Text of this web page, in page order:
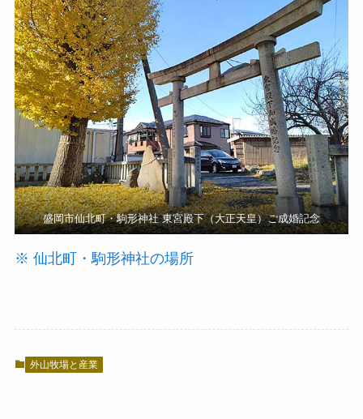
盛岡市仙北町・駒形神社 東宮殿下（大正天皇）ご成婚記念
※ 仙北町・駒形神社の場所
外山牧場と産業